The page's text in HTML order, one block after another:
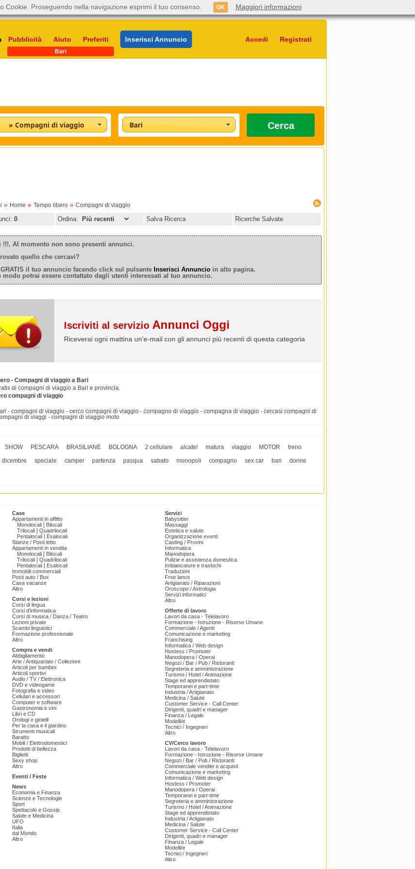
Pubblicità Aiuto Preferiti Inserisci Annuncio Accedi Registrati
Bari
» Compagni di viaggio Bari Cerca
» Home » Tempo libero » Compagni di viaggio
0 Ordina: Salva Ricerca Ricerche Salvate
!!!. Al momento non sono presenti annunci.
quello che cercavi?
GRATIS il tuo annuncio facendo click sul pulsante Inserisci Annuncio in alto pagina.
modo potrai essere contattato dagli utenti interessati al tuo annuncio.
Iscriviti al servizio Annunci Oggi
Riceverai ogni mattina un'e-mail con gli annunci più recenti di questa categoria
- Compagni di viaggio a Bari
di compagni di viaggio a Bari e provincia.
compagni di viaggio
- compagni di viaggio - cerco compagni di viaggio - compagno di viaggio - compagna di viaggio - cercasi compagni di
di viaggi - compagni di viaggio moto
SHOW PESCARA BRASILIANE BOLOGNA 2 cellulare alcatel matura viaggio MOTOR
treno
dicembre speciale camper partenza pasqua sabato monopoli compagno sex car bari
donne
Case
Appartamenti in affitto
Monolocali
Bilocali
Trilocali
Quadrilocali
Pentalocali
Esalocali
Stanze / Posti letto
Appartamenti in vendita
Monolocali
Bilocali
Trilocali
Quadrilocali
Pentalocali
Esalocali
Immobili commerciali
Posti auto / Box
Casa vacanze
Altro
Corsi e lezioni
Corsi di lingua
Corsi d'informatica
Corsi di musica / Danza / Teatro
Lezioni private
Scambi linguistici
Formazione professionale
Altro
Compra e vendi
Abbigliamento
Arte / Antiquariato / Collezioni
Articoli per bambini
Articoli sportivi
Audio / TV / Elettronica
DVD e videogame
Fotografia e video
Cellulari e accessori
Computer e software
Gastronomia e vini
Libri e CD
Orologi e gioielli
Per la casa e il giardino
Strumenti musicali
Baratto
Mobili / Elettrodomestici
Prodotti di bellezza
Biglietti
Sexy shop
Altro
Eventi / Feste
News
Economia e Finanza
Scienze e Tecnologie
Sport
Spettacolo e Gossip
Salute e Medicina
UFO
Italia
dal Mondo
Altro
Servizi
Babysitter
Massaggi
Estetica e salute
Organizzazione eventi
Casting / Provini
Informatica
Manodopera
Pulizie e assistenza domestica
Imbiancature e traslochi
Traduzioni
Free lance
Artigianato / Riparazioni
Oroscopo / Astrologia
Servizi informatici
Altro
Offerte di lavoro
Lavori da casa - Telelavoro
Formazione - Istruzione - Risorse Umane
Commerciale / Agenti
Comunicazione e marketing
Franchising
Informatica / Web design
Hostess / Promoter
Manodopera / Operai
Negozi / Bar / Pub / Ristoranti
Segreteria e amministrazione
Turismo / Hotel / Animazione
Stage ed apprendistato
Temporanei e part-time
Industria / Artigianato
Medicina / Salute
Customer Service - Call Center
Dirigenti, quadri e manager
Finanza / Legale
Modelli/e
Tecnici / Ingegneri
Altro
CV/Cerco lavoro
Lavori da casa - Telelavoro
Formazione - Istruzione - Risorse Umane
Negozi / Bar / Pub / Ristoranti
Commerciale vendite e acquisti
Comunicazione e marketing
Informatica / Web design
Hostess / Promoter
Manodopera / Operai
Temporanei e part-time
Segreteria e amministrazione
Turismo / Hotel / Animazione
Stage ed apprendistato
Industria / Artigianato
Medicina / Salute
Customer Service - Call Center
Dirigenti, quadri e manager
Finanza / Legale
Modelli/e
Tecnici / Ingegneri
Altro
Cookie. Proseguendo nella navigazione esprimi il tuo consenso. OK Maggiori informazioni